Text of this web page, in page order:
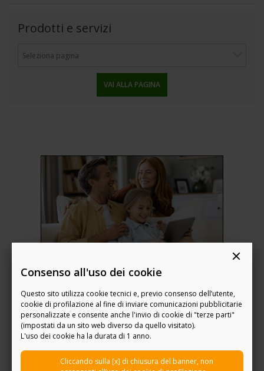
Prodotti e servizi
VAI ALLA PAGINA
SFERA+
Per proteggere ogni sfera della tua vita:
famiglia, beni e salute.
Scopri di più
Consenso all'uso dei cookie
Questo sito utilizza cookie tecnici e, previo consenso dell’utente,
cookie di profilazione al fine di inviare comunicazioni pubblicitarie
personalizzate e consente anche l'invio di cookie di "terze parti"
(impostati da un sito web diverso da quello visitato).
L'uso dei cookie ha la durata di 1 anno.
Cliccando sulla [x] di chiusura del banner, non